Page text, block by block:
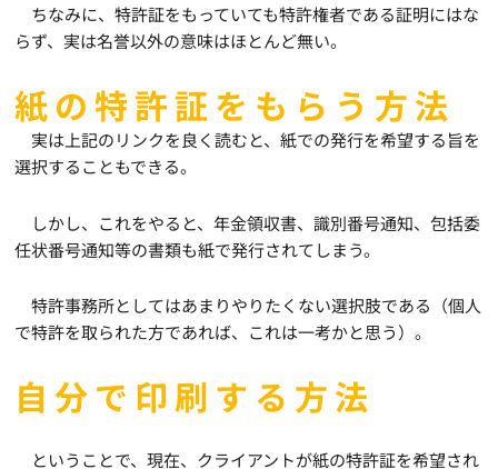
ちなみに、特許証をもっていても特許権者である証明にはな
らず、実は名誉以外の意味はほとんど無い。
紙の特許証をもらう方法
実は上記のリンクを良く読むと、紙での発行を希望する旨を
選択することもできる。
しかし、これをやると、年金領収書、識別番号通知、包括委
任状番号通知等の書類も紙で発行されてしまう。
特許事務所としてはあまりやりたくない選択肢である（個人
で特許を取られた方であれば、これは一考かと思う）。
自分で印刷する方法
ということで、現在、クライアントが紙の特許証を希望され